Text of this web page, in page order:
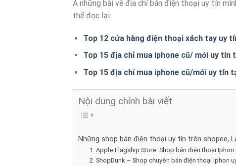
À những bài về địa chỉ bán điện thoại uy tín
thể đọc lại:
Top 12 cửa hàng điện thoại xách tay uy
Top 15 địa chỉ mua iphone cũ/ mới uy tín
Top 15 địa chỉ mua iphone cũ/mới uy tín
Nội dung chính bài viết
Những shop bán điện thoại uy tín trên shopee,
1. Apple Flagship Store: Shop bán điện thoại
2. ShopDunk – Shop chuyên bán điện thoại Iphon